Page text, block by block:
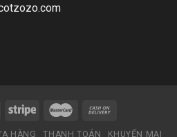
HÀNG THANH TOÁN KHUYẾN MẠI